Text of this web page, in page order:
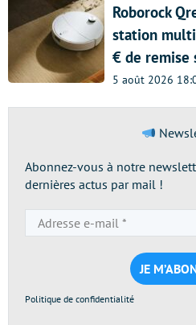
Roborock
station
€ de remise
5 août 2026
Abonnez-vous à notre
dernières actus par mail !
e-
*
Politique de confidentialité